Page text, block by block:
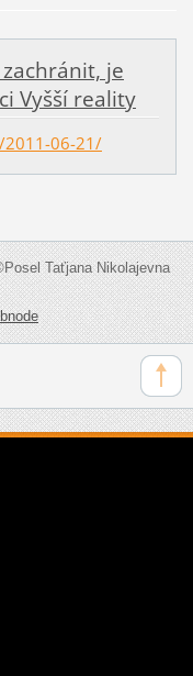
je
Vyšší reality
2011-06-21/
Taťjana Nikolajevna